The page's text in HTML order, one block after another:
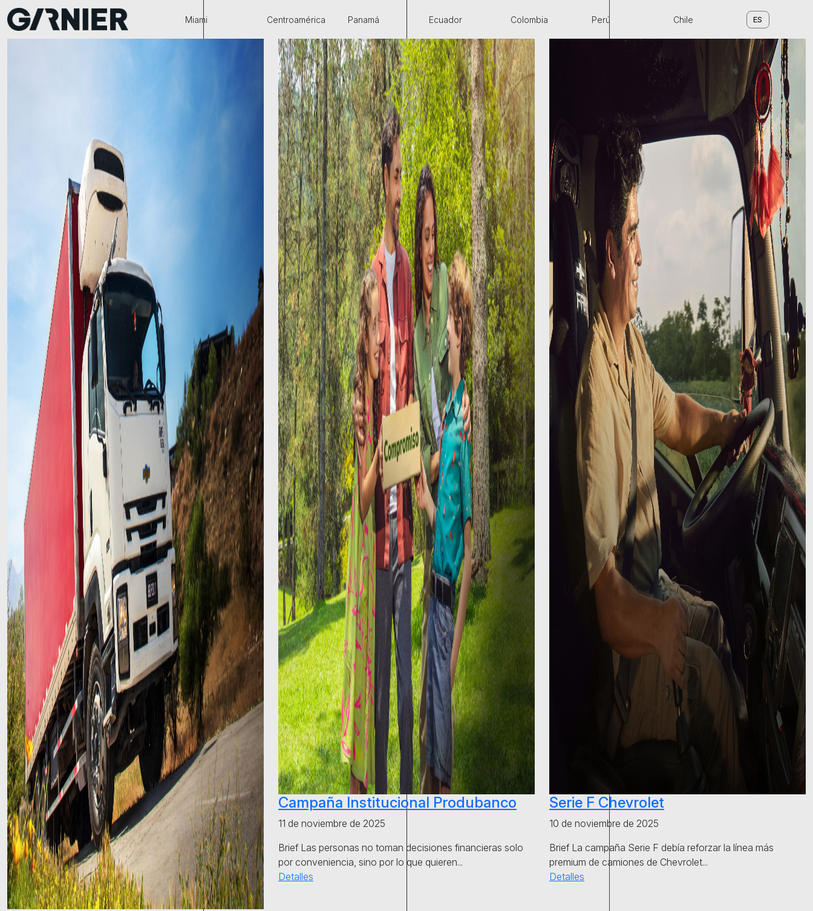
Miami Centroamérica Panamá Ecuador Colombia Perú Chile
Campaña Institucional Produbanco
11 de noviembre de 2025
Brief Las personas no toman decisiones financieras solo
por conveniencia, sino por lo que quieren...
Detalles
Serie F Chevrolet
10 de noviembre de 2025
Brief La campaña Serie F debía reforzar la línea más
premium de camiones de Chevrolet...
Detalles